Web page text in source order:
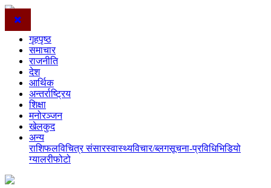
गृहपृष्ठ
समाचार
राजनीति
देश
आर्थिक
अन्तर्राष्ट्रिय
शिक्षा
मनोरञ्जन
खेलकुद
अन्य
राशिफलविचित्र संसारस्वास्थ्यविचार/ब्लगसूचना-प्रविधिभिडियो
ग्यालरीफोटो